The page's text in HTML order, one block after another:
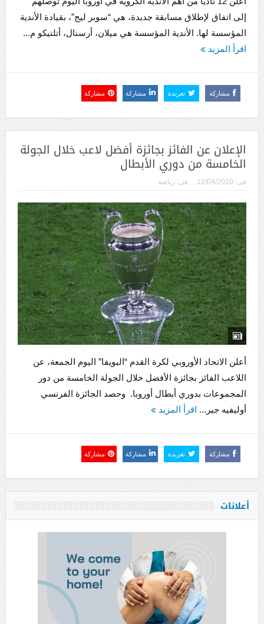
إلى اتفاق لإطلاق مسابقة جديدة، هي “سوبر ليج”، بقيادة الأندية
المؤسسة لها. الأندية المؤسسة هي ميلان، أرسنال، أتلتيكو م...
اقرأ المزيد
مشاركة تغريدة مشاركة مشاركة
الإعلان عن الفائز بجائزة أفضل لاعب خلال الجولة
الخامسة من دوري الأبطال
فى: 12/04/2020 فى: رياضة
أعلن الاتحاد الأوروبي لكرة القدم “اليويفا” اليوم الجمعة، عن
اللاعب الفائز بجائزة الأفضل خلال الجولة الخامسة من دور
المجموعات بدوري أبطال أوروبا. وحصد الجائزة الفرنسي
أوليفيه جير... اقرأ المزيد
مشاركة تغريدة مشاركة مشاركة
أعلانات